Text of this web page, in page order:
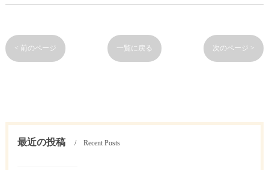
< 前のページ 一覧に戻る 次のページ >
最近の投稿 Recent Posts